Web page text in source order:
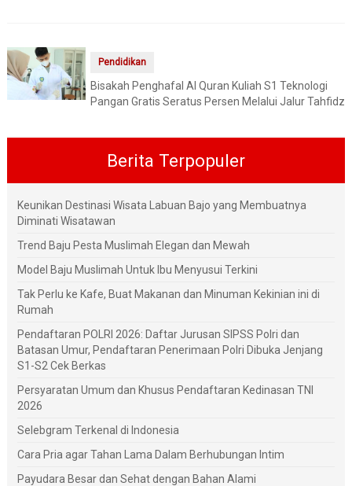
Pendidikan
Bisakah Penghafal Al Quran Kuliah S1 Teknologi
Pangan Gratis Seratus Persen Melalui Jalur Tahfidz
Berita Terpopuler
Keunikan Destinasi Wisata Labuan Bajo yang Membuatnya
Diminati Wisatawan
Trend Baju Pesta Muslimah Elegan dan Mewah
Model Baju Muslimah Untuk Ibu Menyusui Terkini
Tak Perlu ke Kafe, Buat Makanan dan Minuman Kekinian ini di
Rumah
Pendaftaran POLRI 2026: Daftar Jurusan SIPSS Polri dan
Batasan Umur, Pendaftaran Penerimaan Polri Dibuka Jenjang
S1-S2 Cek Berkas
Persyaratan Umum dan Khusus Pendaftaran Kedinasan TNI
2026
Selebgram Terkenal di Indonesia
Cara Pria agar Tahan Lama Dalam Berhubungan Intim
Payudara Besar dan Sehat dengan Bahan Alami